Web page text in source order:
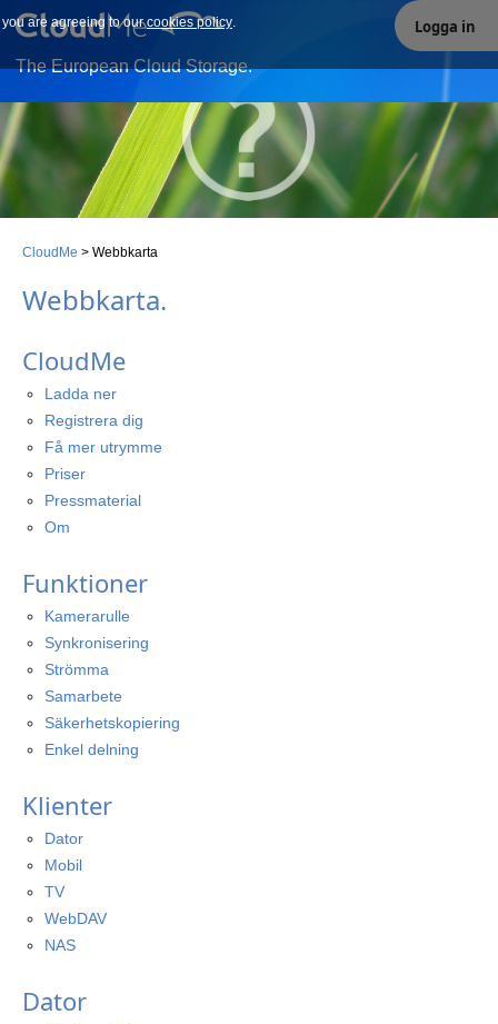
Our site uses cookies. By continuing to use our site you are
agreeing to our cookies policy.
you are agreeing to ourcookies policy.
The European Cloud Storage.
Logga in
CloudMe > Webbkarta
Webbkarta.
CloudMe
Ladda ner
Registrera dig
Få mer utrymme
Priser
Pressmaterial
Om
Funktioner
Kamerarulle
Synkronisering
Strömma
Samarbete
Säkerhetskopiering
Enkel delning
Klienter
Dator
Mobil
TV
WebDAV
NAS
Dator